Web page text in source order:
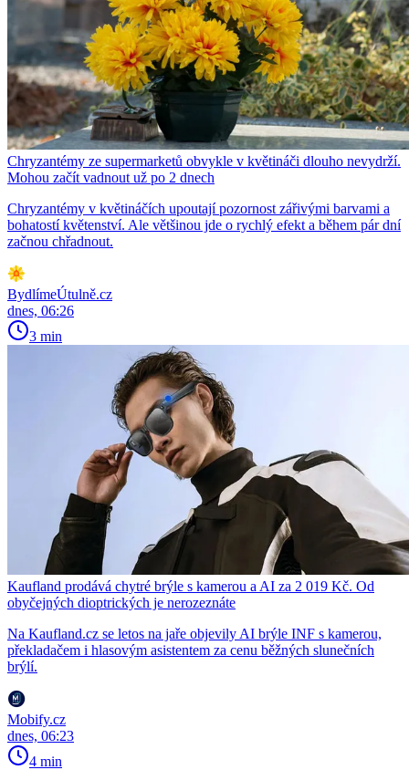
Chryzantémy ze supermarketů obvykle v květináči dlouho nevydrží.
Mohou začít vadnout už po 2 dnech
Chryzantémy v květináčích upoutají pozornost zářivými barvami a
bohatostí květenství. Ale většinou jde o rychlý efekt a během pár dní
začnou chřadnout.
BydlímeÚtulně.cz
dnes, 06:26
3 min
Kaufland prodává chytré brýle s kamerou a AI za 2 019 Kč. Od
obyčejných dioptrických je nerozeznáte
Na Kaufland.cz se letos na jaře objevily AI brýle INF s kamerou,
překladačem i hlasovým asistentem za cenu běžných slunečních
brýlí.
Mobify.cz
dnes, 06:23
4 min